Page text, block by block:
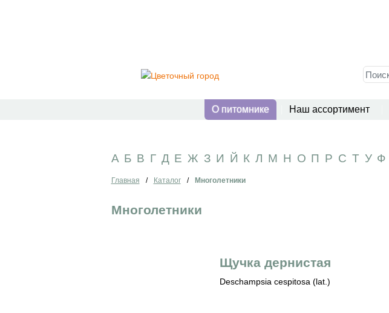
О питомнике Наш ассортимент
А Б В Г Д Е Ж З И Й К Л М Н О П Р С Т У Ф
Главная / Каталог / Многолетники
Многолетники
Щучка дернистая
Deschampsia cespitosa (lat.)